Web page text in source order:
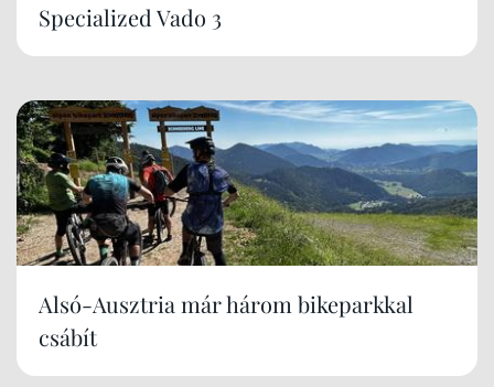
Specialized Vado 3
Alsó-Ausztria már három bikeparkkal
csábít